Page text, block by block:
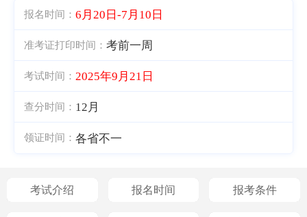
报名时间： 6月20日-7月10日
准考证打印时间： 考前一周
考试时间： 2025年9月21日
查分时间： 12月
领证时间： 各省不一
考试介绍 报名时间 报考条件